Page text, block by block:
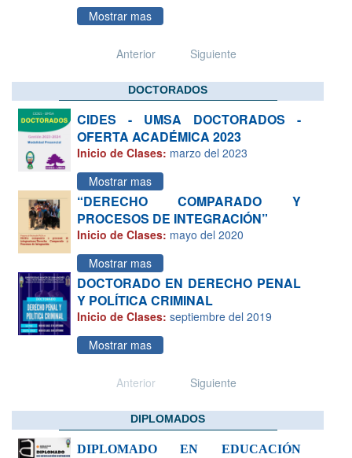
Mostrar mas
Anterior Siguiente
DOCTORADOS
CIDES - UMSA DOCTORADOS -
OFERTA ACADÉMICA 2023
Inicio de Clases: marzo del 2023
Mostrar mas
“DERECHO COMPARADO Y
PROCESOS DE INTEGRACIÓN”
Inicio de Clases: mayo del 2020
Mostrar mas
DOCTORADO EN DERECHO PENAL
Y POLÍTICA CRIMINAL
Inicio de Clases: septiembre del 2019
Mostrar mas
Anterior Siguiente
DIPLOMADOS
DIPLOMADO EN EDUCACIÓN